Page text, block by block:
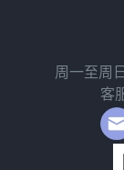
周一至周
客